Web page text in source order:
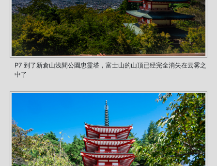
P7 到了新倉山浅間公園忠霊塔，富士山的山顶已经完全消失在云雾之
中了